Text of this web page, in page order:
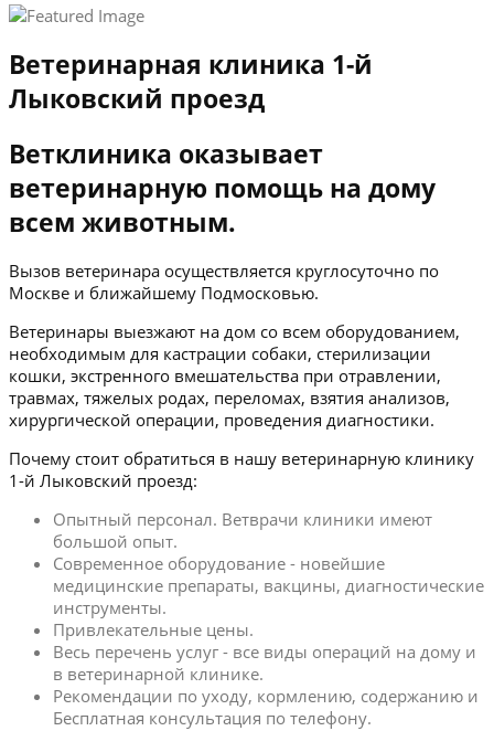
Ветеринарная клиника 1-й
Лыковский проезд
Ветклиника оказывает
ветеринарную помощь на дому
всем животным.
Вызов ветеринара осуществляется круглосуточно по
Москве и ближайшему Подмосковью.
Ветеринары выезжают на дом со всем оборудованием,
необходимым для кастрации собаки, стерилизации
кошки, экстренного вмешательства при отравлении,
травмах, тяжелых родах, переломах, взятия анализов,
хирургической операции, проведения диагностики.
Почему стоит обратиться в нашу ветеринарную клинику
1-й Лыковский проезд:
Опытный персонал. Ветврачи клиники имеют
большой опыт.
Современное оборудование - новейшие
медицинские препараты, вакцины, диагностические
инструменты.
Привлекательные цены.
Весь перечень услуг - все виды операций на дому и
в ветеринарной клинике.
Рекомендации по уходу, кормлению, содержанию и
Бесплатная консультация по телефону.